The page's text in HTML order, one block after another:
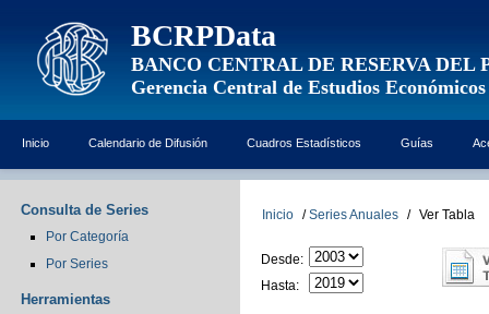
BCRPData
BANCO CENTRAL DE RESERVA DEL
Gerencia Central de Estudios Económicos
Inicio Calendario de Difusión Cuadros Estadísticos Guías
Consulta de Series
Por Categoría
Por Series
Herramientas
Inicio / Series Anuales / Ver Tabla
Desde:
Hasta: